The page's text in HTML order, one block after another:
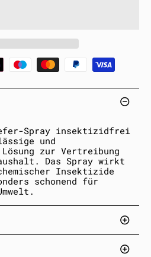
Spray insektizidfrei
und
zur Vertreibung
Das Spray wirkt
Insektizide
schonend für